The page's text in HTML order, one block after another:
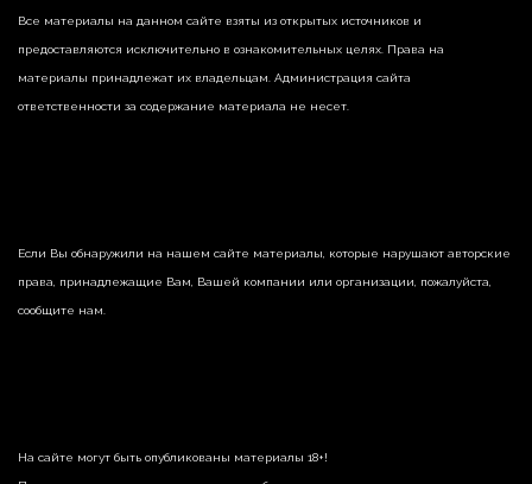
Все материалы на данном сайте взяты из открытых источников и
предоставляются исключительно в ознакомительных целях. Права на
материалы принадлежат их владельцам. Администрация сайта
ответственности за содержание материала не несет.
Если Вы обнаружили на нашем сайте материалы, которые нарушают авторские
права, принадлежащие Вам, Вашей компании или организации, пожалуйста,
сообщите нам.
На сайте могут быть опубликованы материалы 18+!